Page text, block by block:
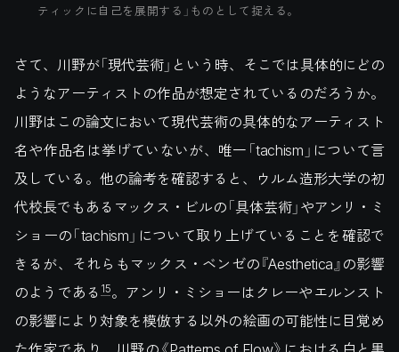
ティックに自己を展開する」ものとして捉える。
さて、川野が「現代芸術」という時、そこでは具体的にどの
ようなアーティストの作品が想定されているのだろうか。
川野はこの論文において現代芸術の具体的なアーティスト
名や作品名は挙げていないが、唯一「tachism」について言
及している。他の論考を確認すると、ウルム造形大学の初
代校長でもあるマックス・ビルの「具体芸術」やアンリ・ミ
ショーの「tachism」について取り上げていることを確認で
きるが、それらもマックス・ベンゼの『Aesthetica』の影響
のようである15。アンリ・ミショーはクレーやエルンスト
の影響により対象を模倣する以外の絵画の可能性に目覚め